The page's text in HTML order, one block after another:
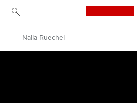
Naila Ruechel